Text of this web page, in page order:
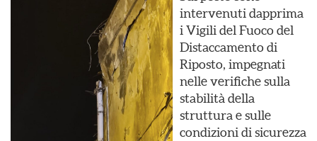
intervenuti dapprima
i Vigili del Fuoco del
Distaccamento di
Riposto, impegnati
nelle verifiche sulla
stabilità della
struttura e sulle
condizioni di sicurezza